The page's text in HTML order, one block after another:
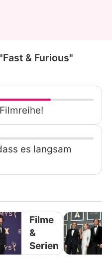
& Furious"
es langsam
Filme
&
Serien